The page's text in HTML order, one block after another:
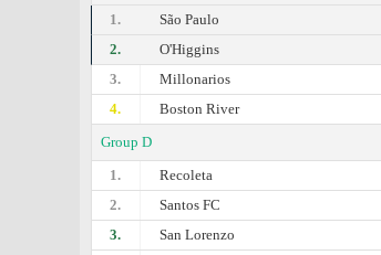
1.
São Paulo
2.
O'Higgins
3.
Millonarios
4.
Boston River
Group D
1.
Recoleta
2.
Santos FC
3.
San Lorenzo